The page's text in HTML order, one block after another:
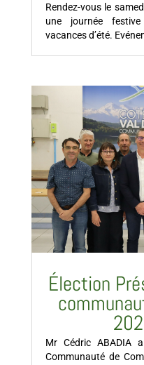
Rendez-vous le
une journée
vacances d’été.
Élection
Mr Cédric ABADIA
Communauté de